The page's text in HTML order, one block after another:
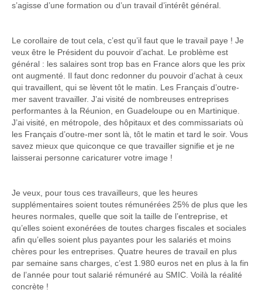
s’agisse d’une formation ou d’un travail d’intérêt général.
Le corollaire de tout cela, c’est qu’il faut que le travail paye ! Je
veux être le Président du pouvoir d’achat. Le problème est
général : les salaires sont trop bas en France alors que les prix
ont augmenté. Il faut donc redonner du pouvoir d’achat à ceux
qui travaillent, qui se lèvent tôt le matin. Les Français d’outre-
mer savent travailler. J’ai visité de nombreuses entreprises
performantes à la Réunion, en Guadeloupe ou en Martinique.
J’ai visité, en métropole, des hôpitaux et des commissariats où
les Français d’outre-mer sont là, tôt le matin et tard le soir. Vous
savez mieux que quiconque ce que travailler signifie et je ne
laisserai personne caricaturer votre image !
Je veux, pour tous ces travailleurs, que les heures
supplémentaires soient toutes rémunérées 25% de plus que les
heures normales, quelle que soit la taille de l’entreprise, et
qu’elles soient exonérées de toutes charges fiscales et sociales
afin qu’elles soient plus payantes pour les salariés et moins
chères pour les entreprises. Quatre heures de travail en plus
par semaine sans charges, c’est 1.980 euros net en plus à la fin
de l’année pour tout salarié rémunéré au SMIC. Voilà la réalité
concrète !